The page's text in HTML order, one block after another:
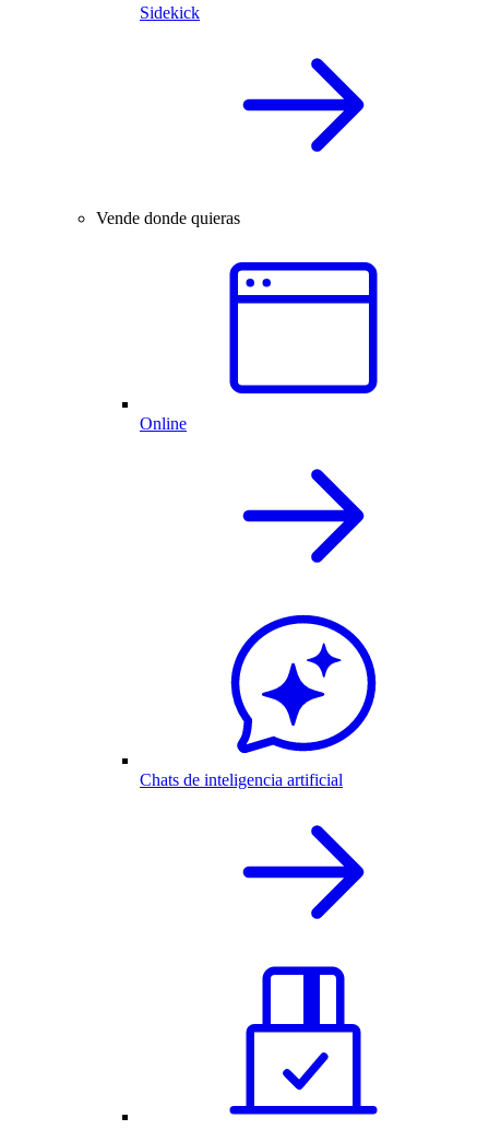
Sidekick
Vende donde quieras
Online
Chats de inteligencia artificial